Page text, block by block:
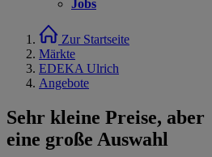
Jobs
Zur Startseite
Märkte
EDEKA Ulrich
Angebote
Sehr kleine Preise, aber
eine große Auswahl